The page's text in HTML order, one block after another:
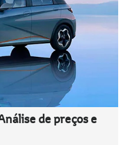
de preços e